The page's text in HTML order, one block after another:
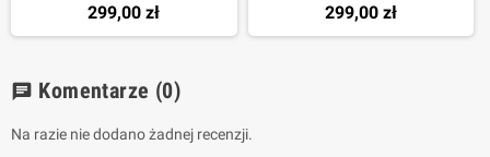
299,00 zł 299,00 zł
chat Komentarze (0)
Na razie nie dodano żadnej recenzji.